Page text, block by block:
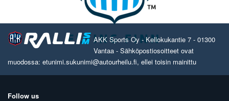
AKK Sports Oy - Kellokukantie 7 - 01300
Vantaa - Sähköpostiosoitteet ovat
muodossa: etunimi.sukunimi@autourheilu.fi, ellei toisin mainittu
Follow us